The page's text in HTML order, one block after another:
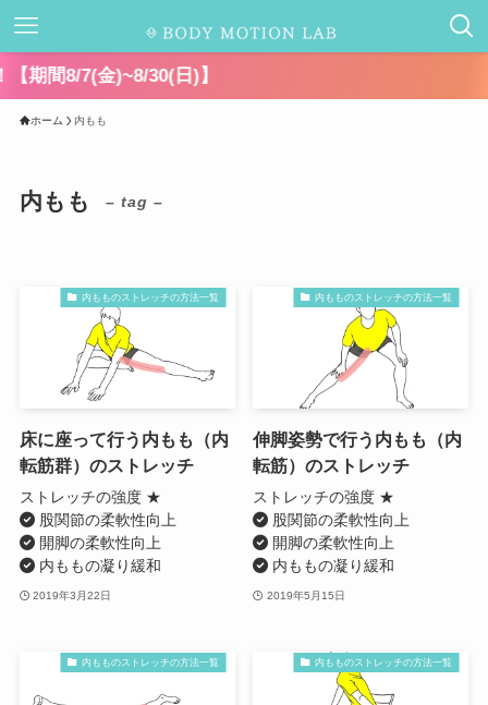
ホーム 内もも
内もも – tag –
内もものストレッチの方法一覧
床に座って行う内もも（内
転筋群）のストレッチ
ストレッチの強度 ★
股関節の柔軟性向上
開脚の柔軟性向上
内ももの凝り緩和
2019年3月22日
内もものストレッチの方法一覧
伸脚姿勢で行う内もも（内
転筋）のストレッチ
ストレッチの強度 ★
股関節の柔軟性向上
開脚の柔軟性向上
内ももの凝り緩和
2019年5月15日
内もものストレッチの方法一覧 内もものストレッチの方法一覧